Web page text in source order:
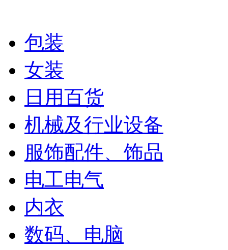
包装
女装
日用百货
机械及行业设备
服饰配件、饰品
电工电气
内衣
数码、电脑